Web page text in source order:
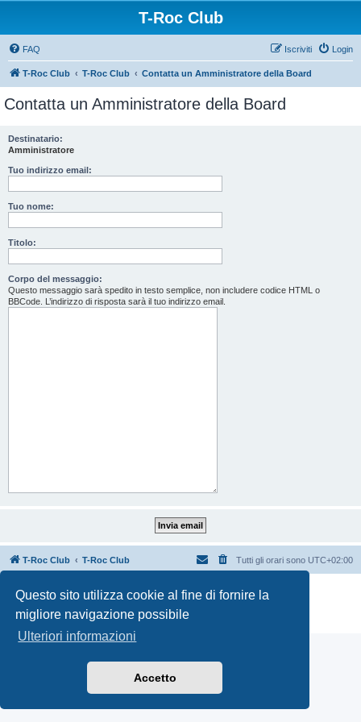
Questo sito utilizza cookie al fine di fornire la
migliore navigazione possibile
Ulteriori informazioni
Accetto
T-Roc Club
FAQ Login
Iscriviti
T-Roc Club T-Roc Club Contatta un Amministratore della Board
Contatta un Amministratore della Board
Destinatario:
Amministratore
Tuo indirizzo email:
Tuo nome:
Titolo:
Corpo del messaggio:
Questo messaggio sarà spedito in testo semplice, non includere codice HTML o
BBCode. L’indirizzo di risposta sarà il tuo indirizzo email.
T-Roc Club T-Roc Club Tutti gli orari sono UTC+02:00
Creato da
® Forum Software © phpBB Limited
Privacy|Condizioni